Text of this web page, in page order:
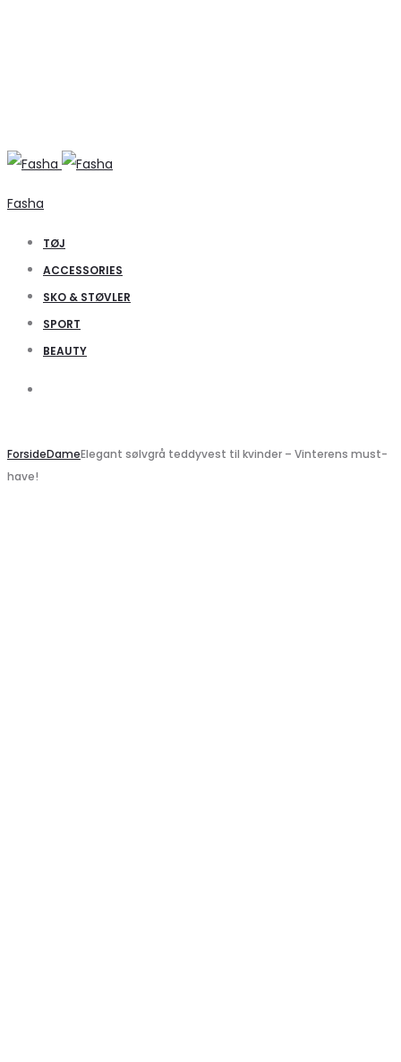
Fasha
TØJ
ACCESSORIES
SKO & STØVLER
SPORT
BEAUTY
ForsideDameElegant sølvgrå teddyvest til kvinder – Vinterens must-
have!